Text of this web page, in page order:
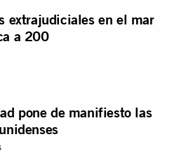
extrajudiciales en el mar
a 200
pone de manifiesto las